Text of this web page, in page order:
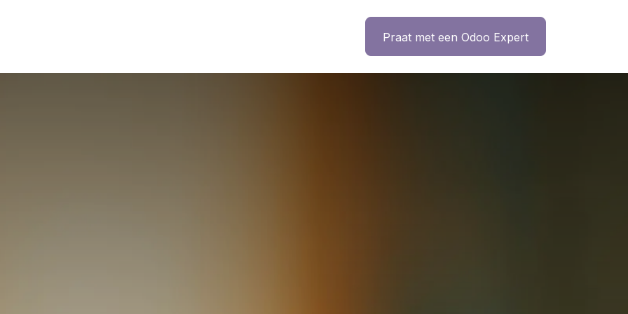
Praat met een Odoo Expert